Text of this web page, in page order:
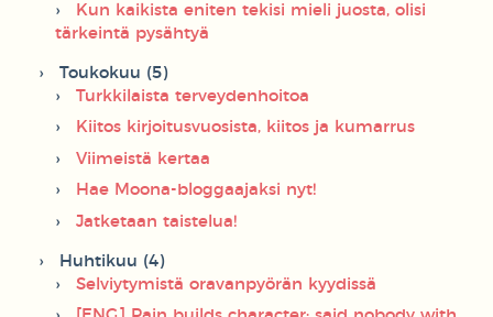
Kun kaikista eniten tekisi mieli juosta, olisi
tärkeintä pysähtyä
Toukokuu (5)
Turkkilaista terveydenhoitoa
Kiitos kirjoitusvuosista, kiitos ja kumarrus
Viimeistä kertaa
Hae Moona-bloggaajaksi nyt!
Jatketaan taistelua!
Huhtikuu (4)
Selviytymistä oravanpyörän kyydissä